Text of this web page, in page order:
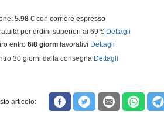
5.98 € con corriere espresso
per ordini superiori ai 69 € Dettagli
entro 6/8 giornilavorativi Dettagli
30 giorni dalla consegna Dettagli
articolo: